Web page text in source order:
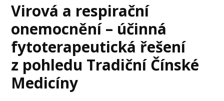
Virová a respirační
onemocnění – účinná
fytoterapeutická řešení
z pohledu Tradiční Čínské
Medicíny